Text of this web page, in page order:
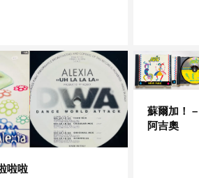
啦啦
蘇爾加！ –
阿吉奧